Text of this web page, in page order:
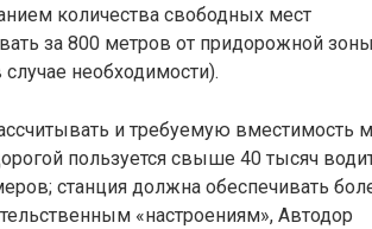
количества свободных мест
за 800 метров от придорожной
необходимости).
и требуемую вместимость
пользуется свыше 40 тысяч
станция должна обеспечивать
«настроениям», Автодор